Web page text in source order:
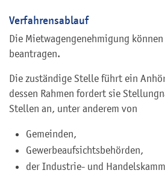
Verfahrensablauf
Die Mietwagengenehmigung
beantragen.
Die zuständige Stelle führt ein
dessen Rahmen fordert sie
Stellen an, unter anderem von
Gemeinden,
Gewerbeaufsichtsbehörden,
der Industrie- und